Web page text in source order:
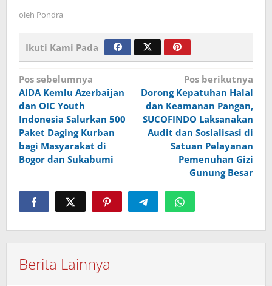
oleh Pondra
Ikuti Kami Pada
Navigasi
pos
Pos sebelumnya
AIDA Kemlu Azerbaijan
dan OIC Youth
Indonesia Salurkan 500
Paket Daging Kurban
bagi Masyarakat di
Bogor dan Sukabumi
Pos berikutnya
Dorong Kepatuhan Halal
dan Keamanan Pangan,
SUCOFINDO Laksanakan
Audit dan Sosialisasi di
Satuan Pelayanan
Pemenuhan Gizi
Gunung Besar
Berita Lainnya